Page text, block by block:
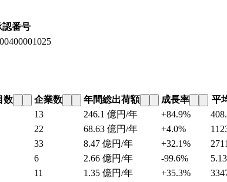
認番号
数 企業数 年間総出荷額 成長率 平
13 246.1 億円/年 +84.9%
22 68.63 億円/年 +4.0%
33 8.47 億円/年 +32.1% 2711
6 2.66 億円/年 -99.6% 5.13
11 1.35 億円/年 +35.3%